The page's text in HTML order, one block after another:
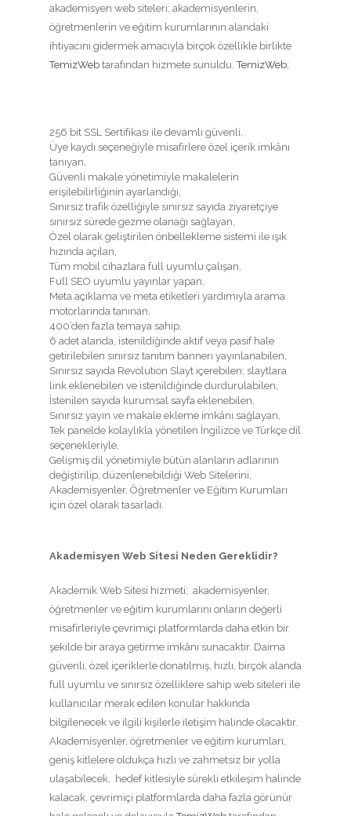
akademisyen web siteleri; akademisyenlerin,
öğretmenlerin ve eğitim kurumlarının alandaki
ihtiyacını gidermek amacıyla birçok özellikle birlikte
TemizWeb tarafından hizmete sunuldu.TemizWeb;
256 bit SSL Sertifikası ile devamlı güvenli,
Üye kaydı seçeneğiyle misafirlere özel içerik imkânı
tanıyan,
Güvenli makale yönetimiyle makalelerin
erişilebilirliğinin ayarlandığı,
Sınırsız trafik özelliğiyle sınırsız sayıda ziyaretçiye
sınırsız sürede gezme olanağı sağlayan,
Özel olarak geliştirilen önbellekleme sistemi ile ışık
hızında açılan,
Tüm mobil cihazlara full uyumlu çalışan,
Full SEO uyumlu yayınlar yapan,
Meta açıklama ve meta etiketleri yardımıyla arama
motorlarında tanınan,
400’den fazla temaya sahip,
6 adet alanda, istenildiğinde aktif veya pasif hale
getirilebilen sınırsız tanıtım bannerı yayınlanabilen,
Sınırsız sayıda Revolution Slayt içerebilen; slaytlara
link eklenebilen ve istenildiğinde durdurulabilen,
İstenilen sayıda kurumsal sayfa eklenebilen,
Sınırsız yayın ve makale ekleme imkânı sağlayan,
Tek panelde kolaylıkla yönetilen İngilizce ve Türkçe dil
seçenekleriyle,
Gelişmiş dil yönetimiyle bütün alanların adlarının
değiştirilip, düzenlenebildiği Web Sitelerini,
Akademisyenler, Öğretmenler ve Eğitim Kurumları
için özel olarak tasarladı.
Akademisyen Web Sitesi Neden Gereklidir?
Akademik Web Sitesi hizmeti; akademisyenler,
öğretmenler ve eğitim kurumlarını onların değerli
misafirleriyle çevrimiçi platformlarda daha etkin bir
şekilde bir araya getirme imkânı sunacaktır. Daima
güvenli, özel içeriklerle donatılmış, hızlı, birçok alanda
full uyumlu ve sınırsız özelliklere sahip web siteleri ile
kullanıcılar merak edilen konular hakkında
bilgilenecek ve ilgili kişilerle iletişim halinde olacaktır.
Akademisyenler, öğretmenler ve eğitim kurumları,
geniş kitlelere oldukça hızlı ve zahmetsiz bir yolla
ulaşabilecek, hedef kitlesiyle sürekli etkileşim halinde
kalacak, çevrimiçi platformlarda daha fazla görünür